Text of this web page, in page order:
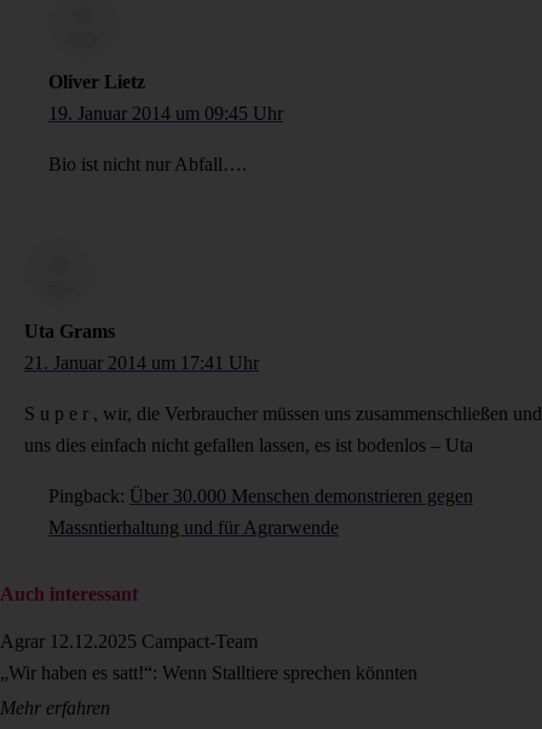
Oliver Lietz
19. Januar 2014 um 09:45 Uhr
Bio ist nicht nur Abfall….
Uta Grams
21. Januar 2014 um 17:41 Uhr
S u p e r , wir, die Verbraucher müssen uns zusammenschließen und
uns dies einfach nicht gefallen lassen, es ist bodenlos – Uta
Pingback: Über 30.000 Menschen demonstrieren gegen
Massntierhaltung und für Agrarwende
Auch interessant
Agrar 12.12.2025 Campact-Team
„Wir haben es satt!“: Wenn Stalltiere sprechen könnten
Mehr erfahren